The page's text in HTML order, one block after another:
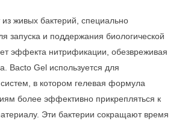
из живых бактерий, специально
запуска и поддержания биологической
эффекта нитрификации, обезвреживая
Bacto Gel используется для
в котором гелевая формула
более эффективно прикрепляться к
Эти бактерии сокращают время